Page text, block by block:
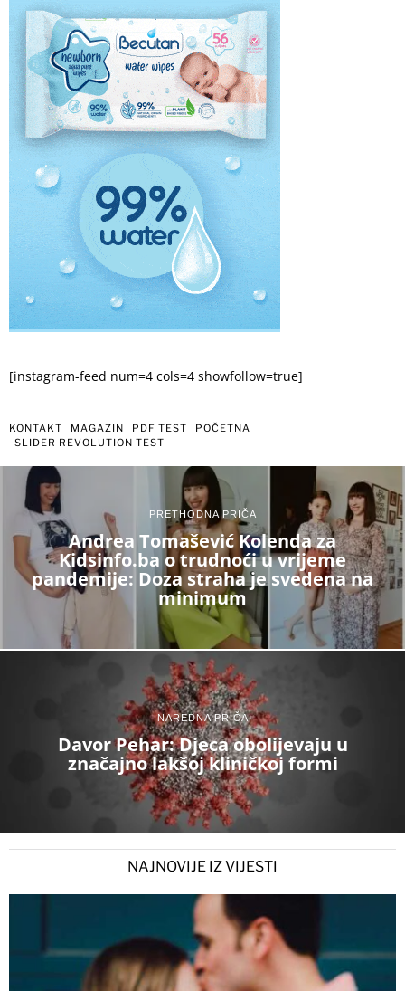
[instagram-feed num=4 cols=4 showfollow=true]
KONTAKT MAGAZIN PDF TEST
POČETNA
SLIDER REVOLUTION TEST
PRETHODNA PRIČA
Andrea Tomašević Kolenda za
Kidsinfo.ba o trudnoći u vrijeme
pandemije: Doza straha je svedena na
minimum
NAREDNA PRIČA
Davor Pehar: Djeca obolijevaju u
značajno lakšoj kliničkoj formi
NAJNOVIJE IZ VIJESTI